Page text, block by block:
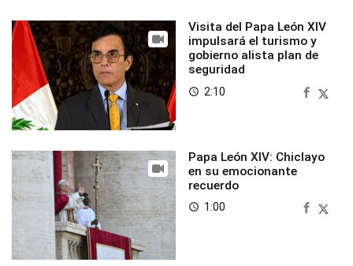
Visita del Papa León XIV
impulsará el turismo y
gobierno alista plan de
seguridad
access_time 2:10
Papa León XIV: Chiclayo
en su emocionante
recuerdo
access_time 1:00